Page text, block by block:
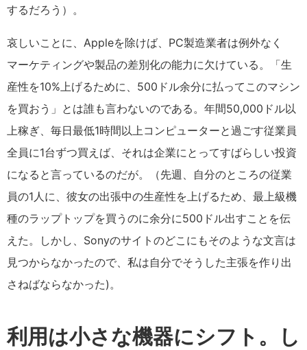
するだろう）。
哀しいことに、Appleを除けば、PC製造業者は例外なく
マーケティングや製品の差別化の能力に欠けている。「生
産性を10%上げるために、500ドル余分に払ってこのマシン
を買おう」とは誰も言わないのである。年間50,000ドル以
上稼ぎ、毎日最低1時間以上コンピューターと過ごす従業員
全員に1台ずつ買えば、それは企業にとってすばらしい投資
になると言っているのだが。（先週、自分のところの従業
員の1人に、彼女の出張中の生産性を上げるため、最上級機
種のラップトップを買うのに余分に500ドル出すことを伝
えた。しかし、Sonyのサイトのどこにもそのような文言は
見つからなかったので、私は自分でそうした主張を作り出
さねばならなかった)。
利用は小さな機器にシフト。し